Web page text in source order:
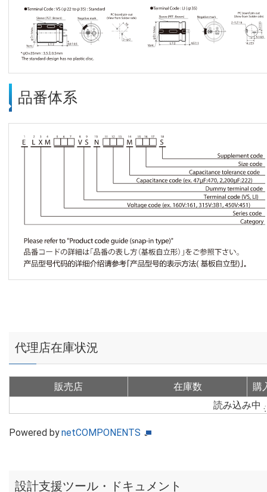
品番体系
代理店在庫状況
販売店 在庫数
購
読み込み中
Powered bynetCOMPONENTS
設計支援ツール・ドキュメント